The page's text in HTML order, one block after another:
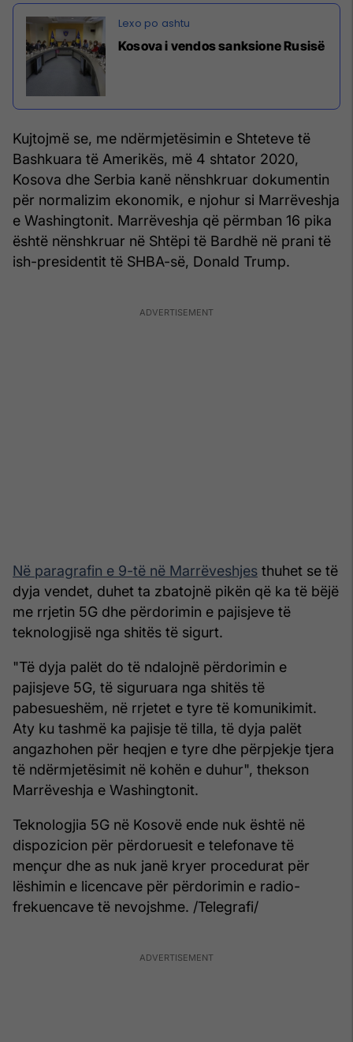
Kosova i vendos sanksione Rusisë
Kujtojmë se, me ndërmjetësimin e Shteteve të
Bashkuara të Amerikës, më 4 shtator 2020,
Kosova dhe Serbia kanë nënshkruar dokumentin
për normalizim ekonomik, e njohur si Marrëveshja
e Washingtonit. Marrëveshja që përmban 16 pika
është nënshkruar në Shtëpi të Bardhë në prani të
ish-presidentit të SHBA-së, Donald Trump.
Në paragrafin e 9-të në Marrëveshjes thuhet se të
dyja vendet, duhet ta zbatojnë pikën që ka të bëjë
me rrjetin 5G dhe përdorimin e pajisjeve të
teknologjisë nga shitës të sigurt.
"Të dyja palët do të ndalojnë përdorimin e
pajisjeve 5G, të siguruara nga shitës të
pabesueshëm, në rrjetet e tyre të komunikimit.
Aty ku tashmë ka pajisje të tilla, të dyja palët
angazhohen për heqjen e tyre dhe përpjekje tjera
të ndërmjetësimit në kohën e duhur", thekson
Marrëveshja e Washingtonit.
Teknologjia 5G në Kosovë ende nuk është në
dispozicion për përdoruesit e telefonave të
mençur dhe as nuk janë kryer procedurat për
lëshimin e licencave për përdorimin e radio-
frekuencave të nevojshme. /Telegrafi/